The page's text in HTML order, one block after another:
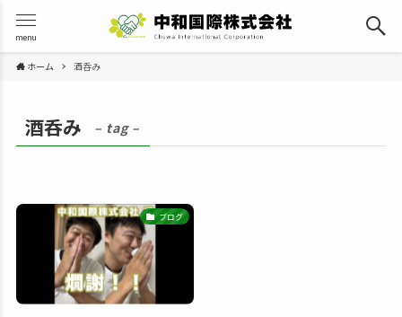
menu
ホーム 酒呑み
酒呑み – tag –
ブログ